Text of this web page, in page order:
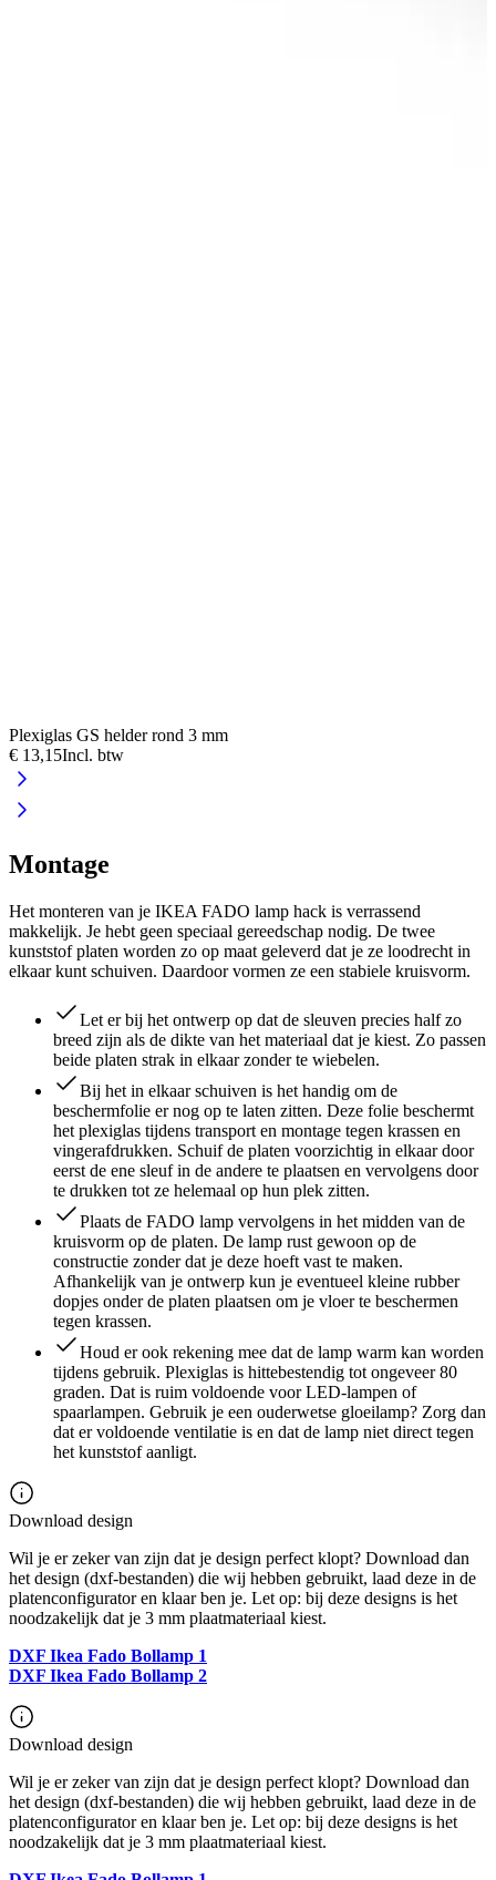
Plexiglas GS helder rond 3 mm
€ 13,15Incl. btw
Montage
Het monteren van je IKEA FADO lamp hack is verrassend
makkelijk. Je hebt geen speciaal gereedschap nodig. De twee
kunststof platen worden zo op maat geleverd dat je ze loodrecht in
elkaar kunt schuiven. Daardoor vormen ze een stabiele kruisvorm.
Let er bij het ontwerp op dat de sleuven precies half zo
breed zijn als de dikte van het materiaal dat je kiest. Zo passen
beide platen strak in elkaar zonder te wiebelen.
Bij het in elkaar schuiven is het handig om de
beschermfolie er nog op te laten zitten. Deze folie beschermt
het plexiglas tijdens transport en montage tegen krassen en
vingerafdrukken. Schuif de platen voorzichtig in elkaar door
eerst de ene sleuf in de andere te plaatsen en vervolgens door
te drukken tot ze helemaal op hun plek zitten.
Plaats de FADO lamp vervolgens in het midden van de
kruisvorm op de platen. De lamp rust gewoon op de
constructie zonder dat je deze hoeft vast te maken.
Afhankelijk van je ontwerp kun je eventueel kleine rubber
dopjes onder de platen plaatsen om je vloer te beschermen
tegen krassen.
Houd er ook rekening mee dat de lamp warm kan worden
tijdens gebruik. Plexiglas is hittebestendig tot ongeveer 80
graden. Dat is ruim voldoende voor LED-lampen of
spaarlampen. Gebruik je een ouderwetse gloeilamp? Zorg dan
dat er voldoende ventilatie is en dat de lamp niet direct tegen
het kunststof aanligt.
Download design
Wil je er zeker van zijn dat je design perfect klopt? Download dan
het design (dxf-bestanden) die wij hebben gebruikt, laad deze in de
platenconfigurator en klaar ben je. Let op: bij deze designs is het
noodzakelijk dat je 3 mm plaatmateriaal kiest.
DXF Ikea Fado Bollamp 1
DXF Ikea Fado Bollamp 2
Download design
Wil je er zeker van zijn dat je design perfect klopt? Download dan
het design (dxf-bestanden) die wij hebben gebruikt, laad deze in de
platenconfigurator en klaar ben je. Let op: bij deze designs is het
noodzakelijk dat je 3 mm plaatmateriaal kiest.